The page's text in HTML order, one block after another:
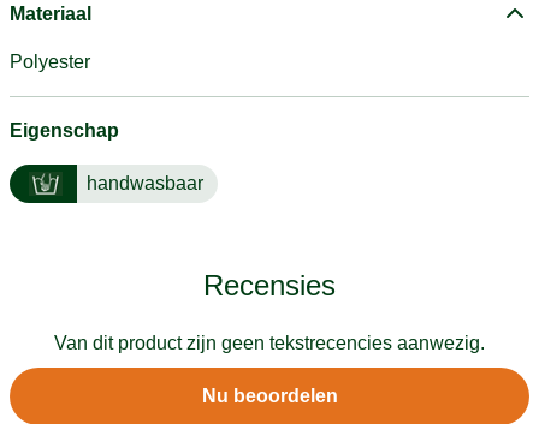
Materiaal
Polyester
Eigenschap
handwasbaar
Recensies
Van dit product zijn geen tekstrecencies aanwezig.
Nu beoordelen